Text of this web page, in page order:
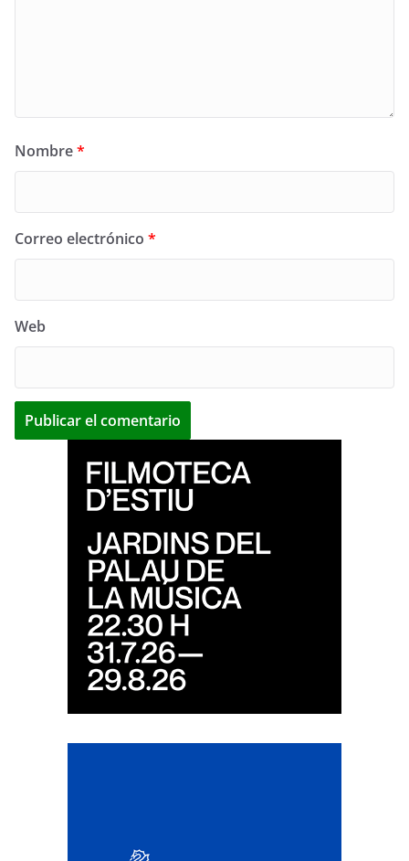
Nombre*
Correo electrónico *
Web